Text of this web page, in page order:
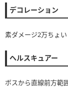
デコレーション
素ダメージ2万ちょ
ヘルスキュアー
ボスから直線前方範